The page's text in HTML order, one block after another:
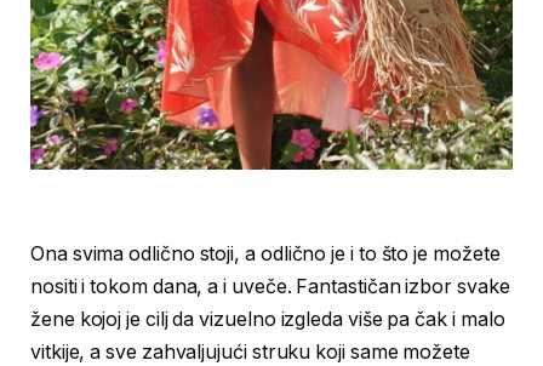
Ona svima odlično stoji, a odlično je i to što je možete
nositi i tokom dana, a i uveče. Fantastičan izbor svake
žene kojoj je cilj da vizuelno izgleda više pa čak i malo
vitkije, a sve zahvaljujući struku koji same možete